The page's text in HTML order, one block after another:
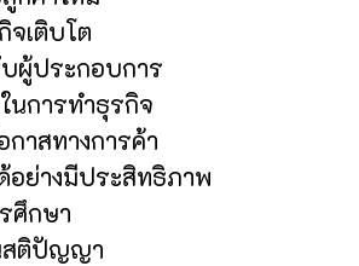
จเติบโต
ผู้ประกอบการ
นการทำธุรกิจ
กาสทางการค้า
อย่างมีประสิทธิภาพ
ศึกษา
สติปัญญา